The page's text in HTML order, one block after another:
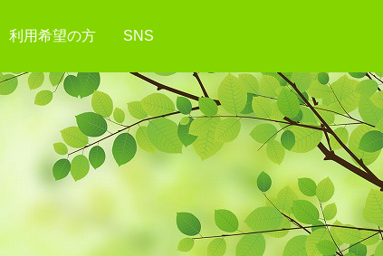
利用希望の方 SNS